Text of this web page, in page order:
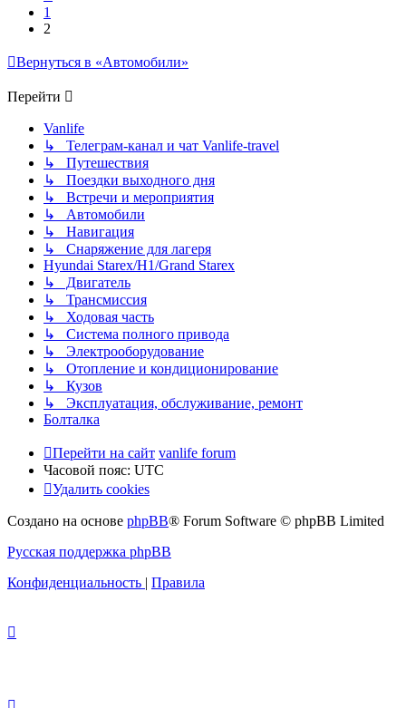
1
2
Вернуться в «Автомобили»
Перейти
Vanlife
↳ Телеграм-канал и чат Vanlife-travel
↳ Путешествия
↳ Поездки выходного дня
↳ Встречи и мероприятия
↳ Автомобили
↳ Навигация
↳ Снаряжение для лагеря
Hyundai Starex/H1/Grand Starex
↳ Двигатель
↳ Трансмиссия
↳ Ходовая часть
↳ Система полного привода
↳ Электрооборудование
↳ Отопление и кондиционирование
↳ Кузов
↳ Эксплуатация, обслуживание, ремонт
Болталка
Перейти на сайт vanlife forum
Часовой пояс: UTC
Удалить cookies
Создано на основе phpBB® Forum Software © phpBB Limited
Русская поддержка phpBB
Конфиденциальность | Правила